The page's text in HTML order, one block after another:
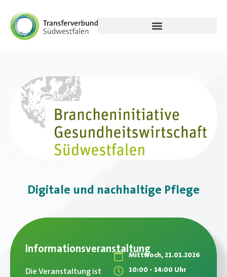
Digitale und nachhaltige Pflege
Informationsveranstaltung
Die Veranstaltung ist
Mittwoch, 21.01.2026
10:00 - 14:00 Uhr